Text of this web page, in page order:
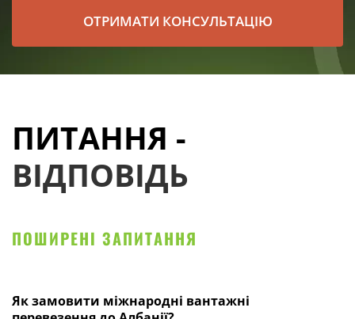
ОТРИМАТИ КОНСУЛЬТАЦІЮ
ПИТАННЯ -
ВІДПОВІДЬ
ПОШИРЕНІ ЗАПИТАННЯ
Як замовити міжнародні вантажні